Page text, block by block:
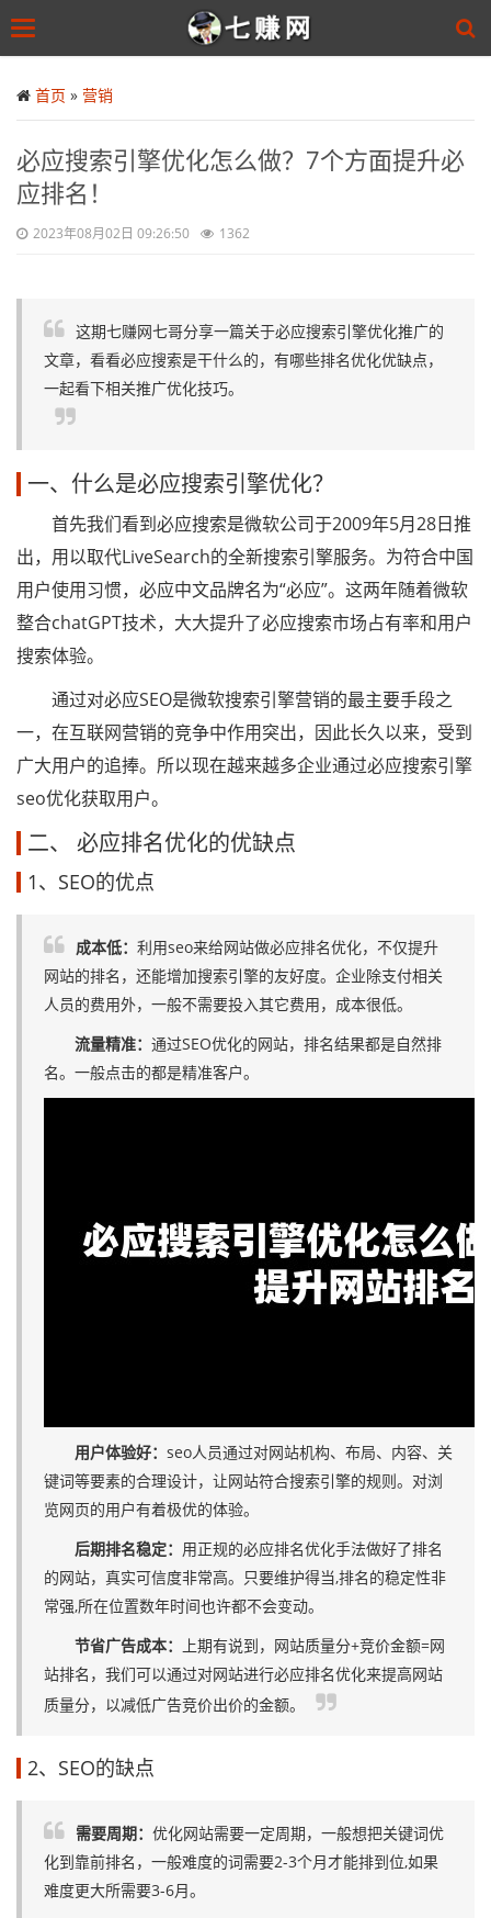
to
main
Toggle
首页 » 营销
必应搜索引擎优化怎么做？7个方面提升必
应排名！
2023年08月02日 09:26:50 1362
这期七赚网七哥分享一篇关于必应搜索引擎优化推广的
文章，看看必应搜索是干什么的，有哪些排名优化优缺点，
一起看下相关推广优化技巧。
一、什么是必应搜索引擎优化？
首先我们看到必应搜索是微软公司于2009年5月28日推
出，用以取代LiveSearch的全新搜索引擎服务。为符合中国
用户使用习惯，必应中文品牌名为“必应”。这两年随着微软
整合chatGPT技术，大大提升了必应搜索市场占有率和用户
搜索体验。
通过对必应SEO是微软搜索引擎营销的最主要手段之
一，在互联网营销的竞争中作用突出，因此长久以来，受到
广大用户的追捧。所以现在越来越多企业通过必应搜索引擎
seo优化获取用户。
二、 必应排名优化的优缺点
1、SEO的优点
成本低： 利用seo来给网站做必应排名优化，不仅提升
网站的排名，还能增加搜索引擎的友好度。企业除支付相关
人员的费用外，一般不需要投入其它费用，成本很低。
流量精准： 通过SEO优化的网站，排名结果都是自然排
名。一般点击的都是精准客户。
用户体验好： seo人员通过对网站机构、布局、内容、关
键词等要素的合理设计，让网站符合搜索引擎的规则。对浏
览网页的用户有着极优的体验。
后期排名稳定： 用正规的必应排名优化手法做好了排名
的网站，真实可信度非常高。只要维护得当,排名的稳定性非
常强,所在位置数年时间也许都不会变动。
节省广告成本：
上期有说到，网站质量分+竞价金额=网
站排名，我们可以通过对网站进行必应排名优化来提高网站
质量分，以减低广告竞价出价的金额。
2、SEO的缺点
需要周期： 优化网站需要一定周期，一般想把关键词优
化到靠前排名，一般难度的词需要2-3个月才能排到位,如果
难度更大所需要3-6月。